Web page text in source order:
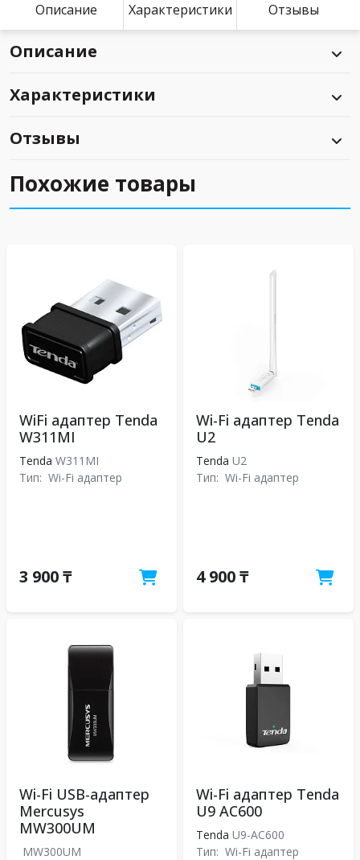
Описание
Характеристики Отзывы
Описание
Характеристики
Отзывы
Похожие товары
WiFi адаптер Tenda
W311MI
Tenda W311MI
Тип: Wi-Fi адаптер
3 900 ₸
Wi-Fi адаптер Tenda
U2
Tenda U2
Тип: Wi-Fi адаптер
4 900 ₸
Wi-Fi USB-адаптер
Mercusys
MW300UM
MW300UM
Wi-Fi адаптер Tenda
U9 AC600
Tenda U9-AC600
Тип: Wi-Fi адаптер